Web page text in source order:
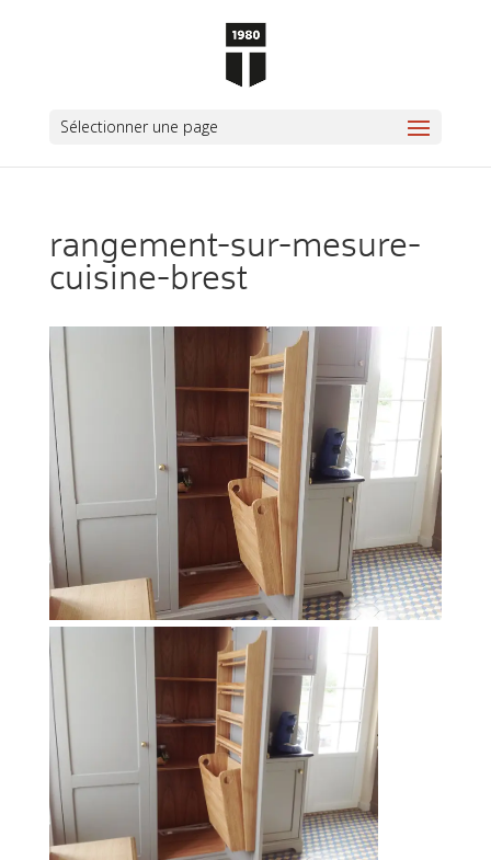
Sélectionner une page
rangement-sur-mesure-
cuisine-brest